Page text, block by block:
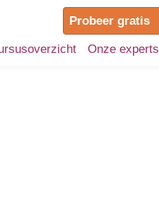
Probeer gratis
Onze experts